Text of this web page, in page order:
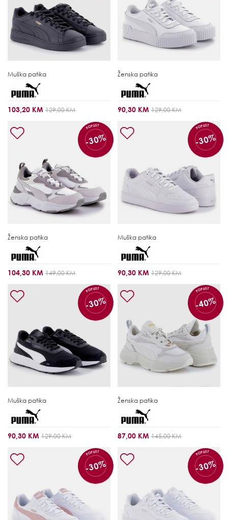
Muška patika
103,20 KM 129,00 KM
Ženska patika
90,30 KM 129,00 KM
POPUST
-30%
Ženska patika
104,30 KM 149,00 KM
POPUST
-30%
Muška patika
90,30 KM 129,00 KM
POPUST
-30%
Muška patika
90,30 KM 129,00 KM
POPUST
-40%
Ženska patika
87,00 KM 145,00 KM
POPUST
-30%
POPUST
-30%